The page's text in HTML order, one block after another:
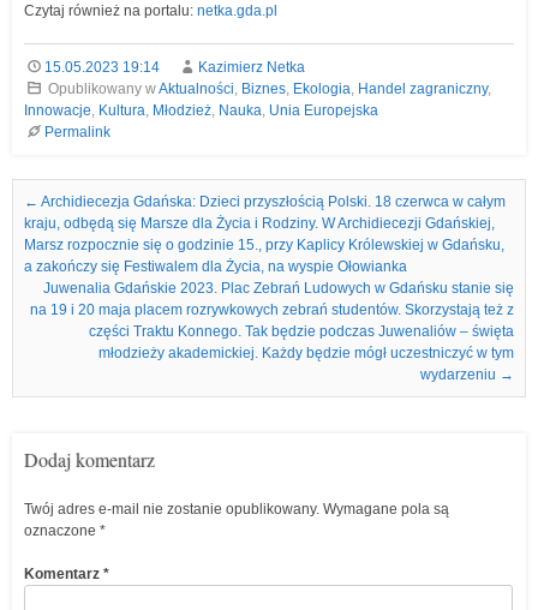
Czytaj również na portalu: netka.gda.pl
15.05.2023 19:14
Kazimierz Netka
Opublikowany wAktualności, Biznes, Ekologia, Handel zagraniczny,
Innowacje, Kultura, Młodzież, Nauka, Unia Europejska
Permalink
Nawigacja we wpisach
← Archidiecezja Gdańska: Dzieci przyszłością Polski. 18 czerwca w całym
kraju, odbędą się Marsze dla Życia i Rodziny. W Archidiecezji Gdańskiej,
Marsz rozpocznie się o godzinie 15., przy Kaplicy Królewskiej w Gdańsku,
a zakończy się Festiwalem dla Życia, na wyspie Ołowianka
Juwenalia Gdańskie 2023. Plac Zebrań Ludowych w Gdańsku stanie się
na 19 i 20 maja placem rozrywkowych zebrań studentów. Skorzystają też z
części Traktu Konnego. Tak będzie podczas Juwenaliów – święta
młodzieży akademickiej. Każdy będzie mógł uczestniczyć w tym
wydarzeniu →
Dodaj komentarz
Twój adres e-mail nie zostanie opublikowany. Wymagane pola są
oznaczone *
Komentarz *